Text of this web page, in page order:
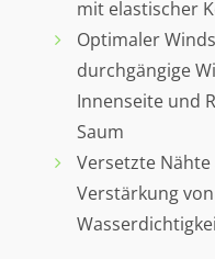
mit elastischer
Optimaler
durchgängige
Innenseite und
Saum
Versetzte
Verstärkung